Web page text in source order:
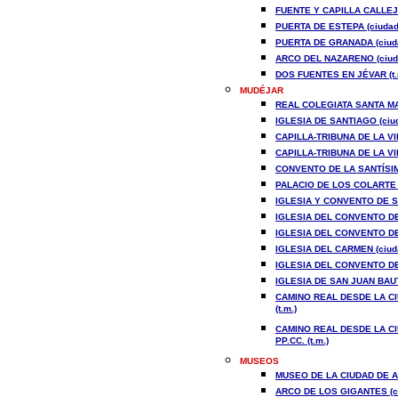
FUENTE Y CAPILLA
PUERTA DE ESTEPA
PUERTA DE GRANADA
ARCO DEL NAZARENO
DOS FUENTES EN JÉVAR
MUDÉJAR
REAL COLEGIATA SANTA
IGLESIA DE SANTIAGO
CAPILLA-TRIBUNA DE LA
CAPILLA-TRIBUNA DE LA
CONVENTO DE LA
PALACIO DE LOS
IGLESIA Y CONVENTO DE
IGLESIA DEL CONVENTO
IGLESIA DEL CONVENTO
IGLESIA DEL CARMEN
IGLESIA DEL CONVENTO
IGLESIA DE SAN JUAN
CAMINO REAL DESDE LA
(t.m.)
CAMINO REAL DESDE LA
PP.CC. (t.m.)
MUSEOS
MUSEO DE LA CIUDAD DE
ARCO DE LOS GIGANTES